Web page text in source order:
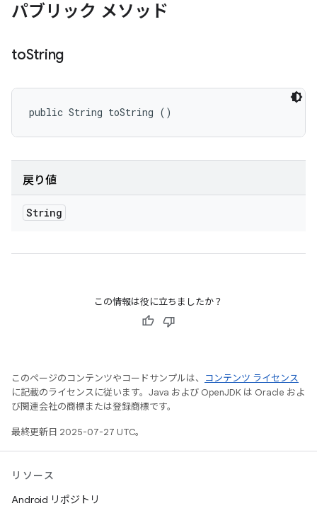
パブリック メソッド
toString
public String toString ()
戻り値
String
この情報は役に立ちましたか？
このページのコンテンツやコードサンプルは、
コンテンツ ライセンス
に記載のライセンスに従います。Java および OpenJDK は Oracle およ
び関連会社の商標または登録商標です。
最終更新日 2025-07-27 UTC。
リソース
Android リポジトリ